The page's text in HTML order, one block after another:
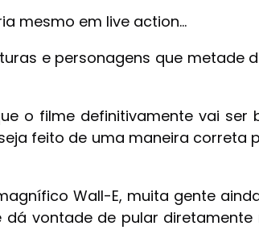
mesmo em live action…
e personagens que metade
o filme definitivamente vai
feito de uma maneira correta
Wall-E, muita gente
vontade de pular